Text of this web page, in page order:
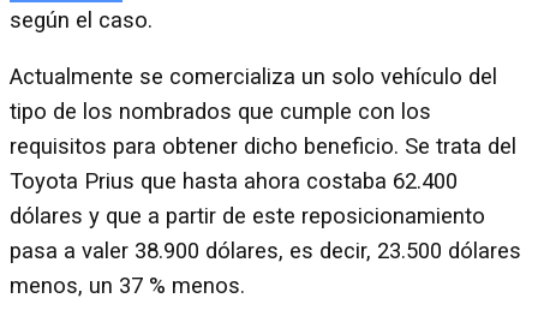
según el caso.
Actualmente se comercializa un solo vehículo del
tipo de los nombrados que cumple con los
requisitos para obtener dicho beneficio. Se trata del
Toyota Prius que hasta ahora costaba 62.400
dólares y que a partir de este reposicionamiento
pasa a valer 38.900 dólares, es decir, 23.500 dólares
menos, un 37 % menos.